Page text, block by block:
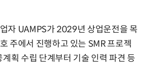
자 UAMPS가 2029년 상업운전을 목
주에서 진행하고 있는 SMR 프로젝
계획 수립 단계부터 기술 인력 파견 등